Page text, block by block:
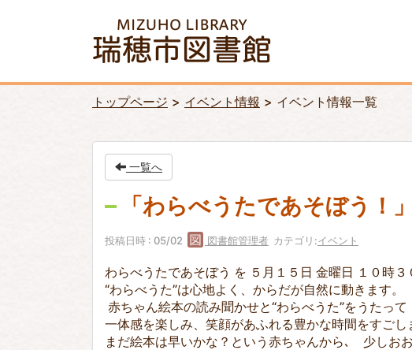
トップページ イベント情報 イベント情報一覧
一覧へ
「わらべうたであそぼう！
投稿日時 : 05/02 図書館管理者 カテゴリ:イベント
わらべうたであそぼう を ５月１５日 金曜日 １０時３
“わらべうた”は心地よく、からだが自然に動きます。
赤ちゃん絵本の読み聞かせと“わらべうた”をうたって
一体感を楽しみ、笑顔があふれる豊かな時間をすごし
まだ絵本は早いかな？という赤ちゃんから､ 少しお